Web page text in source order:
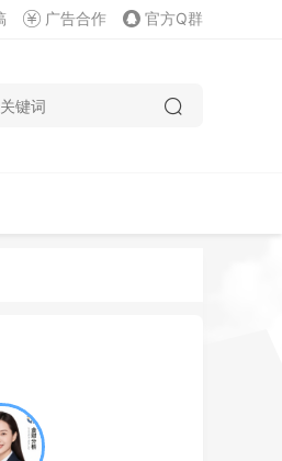
广告合作 官方Q群